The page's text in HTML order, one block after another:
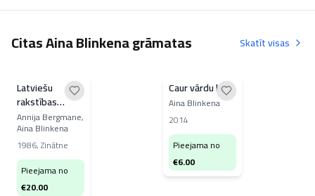
Citas Aina Blinkena grāmatas Skatīt visas
Latviešu
rakstības
attīstība
Annija Bergmane,
Aina Blinkena
1986,Zinātne
Pieejama no
€20.00
Caur vārdu birzi
Aina Blinkena
2014
Pieejama no
€6.00